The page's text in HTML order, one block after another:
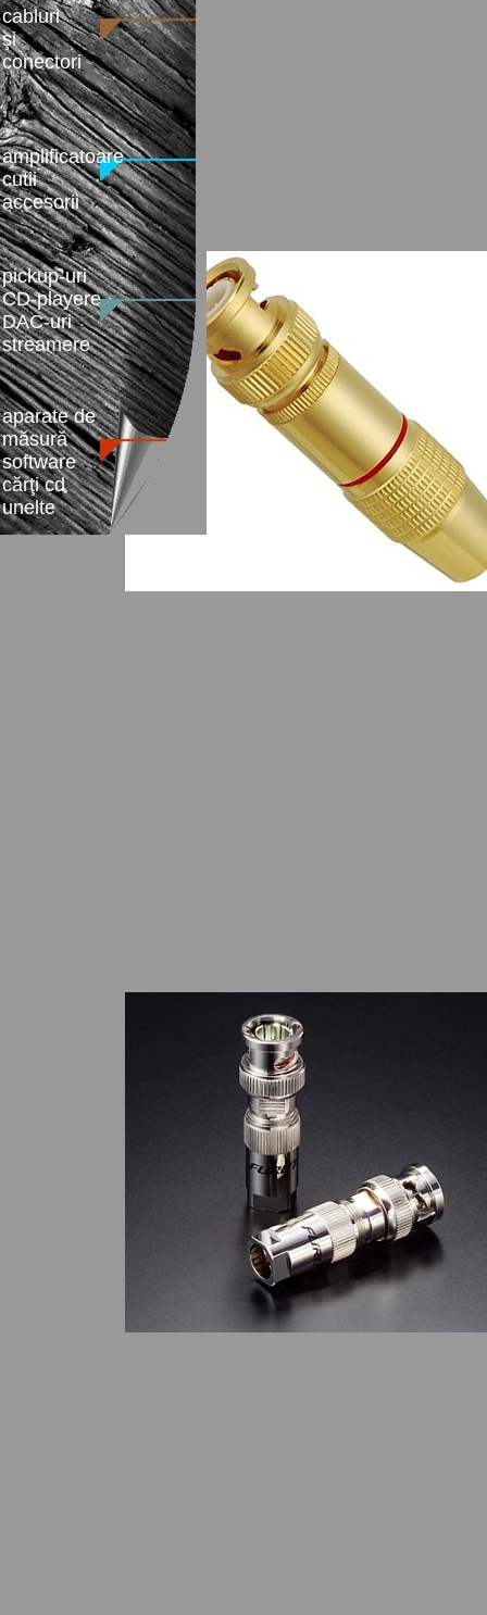
cabluri
şi
conectori
amplificatoare
cutii
accesorii
pickup-uri
CD-playere
DAC-uri
streamere
aparate de
măsură
software
cărţi cd
unelte